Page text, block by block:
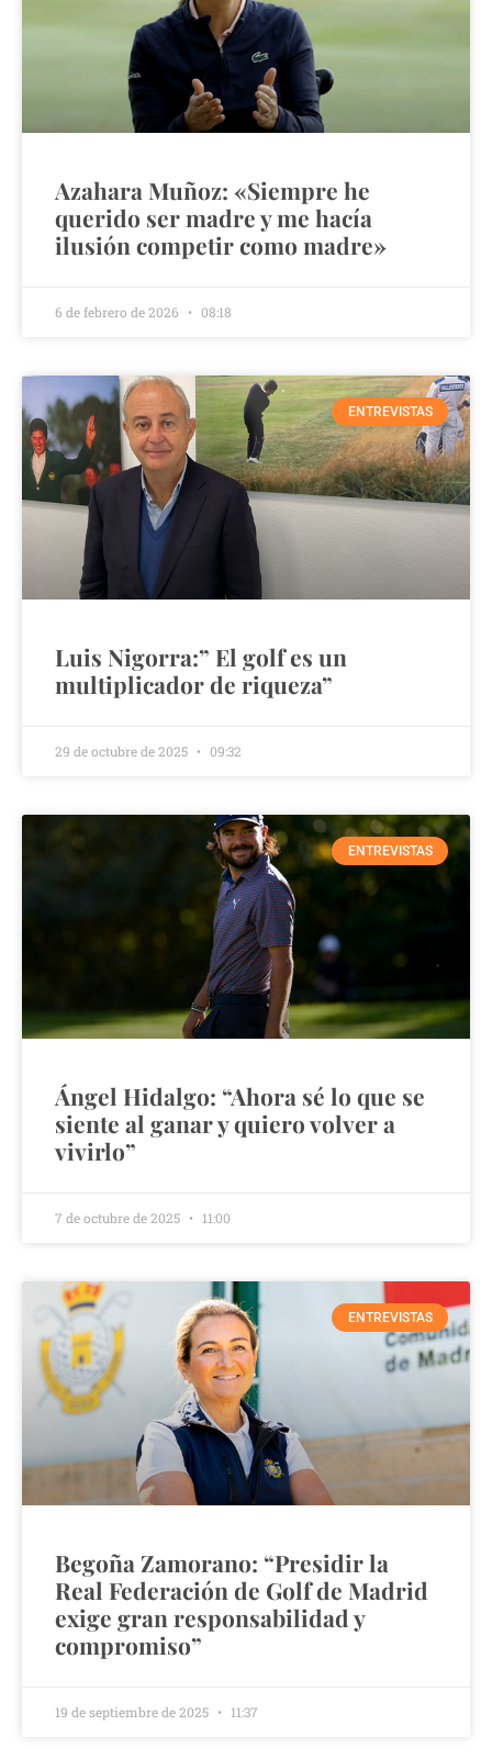
Azahara Muñoz: «Siempre he
querido ser madre y me hacía
ilusión competir como madre»
6 de febrero de 2026 08:18
ENTREVISTAS
Luis Nigorra:” El golf es un
multiplicador de riqueza”
29 de octubre de 2025 09:32
ENTREVISTAS
Ángel Hidalgo: “Ahora sé lo que se
siente al ganar y quiero volver a
vivirlo”
7 de octubre de 2025 11:00
ENTREVISTAS
Begoña Zamorano: “Presidir la
Real Federación de Golf de Madrid
exige gran responsabilidad y
compromiso”
19 de septiembre de 2025 11:37